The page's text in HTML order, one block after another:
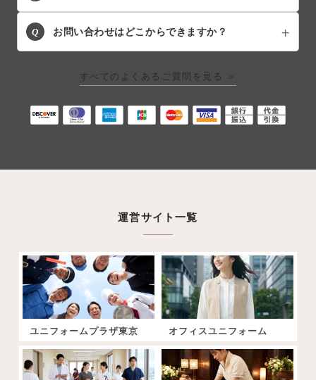
Q お問い合わせはどこからできますか？
すべてのよくあるご質問を見る ＞
運営サイト一覧
ユニフォームプラザ東京 オフィスユニフォーム